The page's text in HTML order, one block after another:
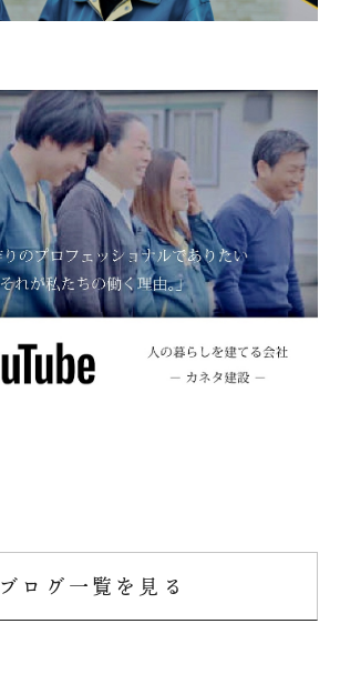
ブログ一覧を見る